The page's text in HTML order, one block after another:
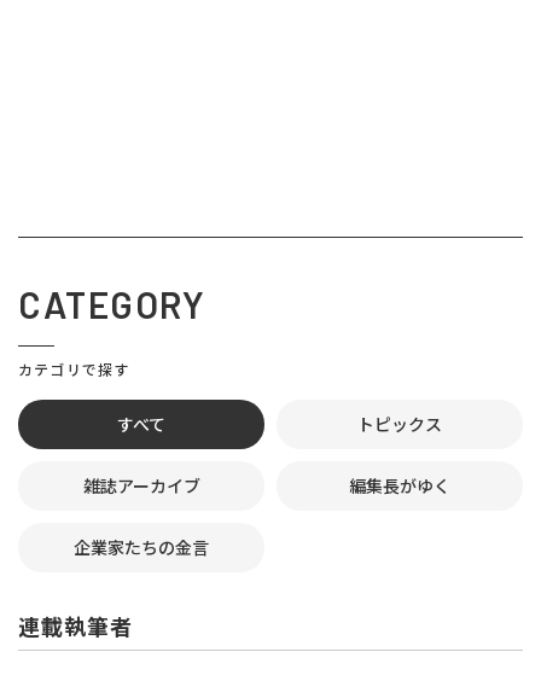
CATEGORY
カテゴリで探す
すべて トピックス
雑誌アーカイブ 編集長がゆく
企業家たちの金言
連載執筆者